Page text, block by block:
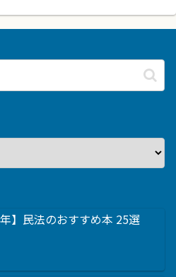
年】民法のおすすめ本 25選